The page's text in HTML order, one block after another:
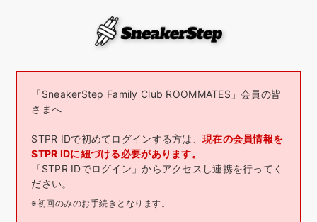
「SneakerStep Family Club ROOMMATES」会員の皆
さまへ
STPR IDで初めてログインする方は、 現在の会員情報を
STPR IDに紐づける必要があります。
「STPR IDでログイン」からアクセスし連携を行ってく
ださい。
※初回のみのお手続きとなります。